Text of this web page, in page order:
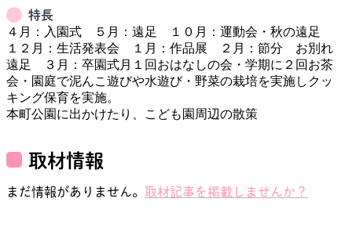
特長
４月：入園式　５月：遠足　１０月：運動会・秋の遠足
１２月：生活発表会　１月：作品展　２月：節分　お別れ
遠足　３月：卒園式月１回おはなしの会・学期に２回お茶
会・園庭で泥んこ遊びや水遊び・野菜の栽培を実施しクッ
キング保育を実施。
本町公園に出かけたり、こども園周辺の散策
取材情報
まだ情報がありません。 取材記事を掲載しませんか？